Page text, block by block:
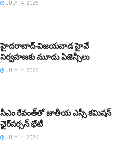
JULY 14, 2026
హైదరాబాద్‌-విజయవాడ హైవే
నిర్వహణకు మూడు ఏజెన్సీలు
JULY 14, 2026
సీఎం రేవంత్‌తో జాతీయ ఎస్సీ కమిషన్‌
ఛైర్‌పర్సన్‌ భేటీ
JULY 14, 2026